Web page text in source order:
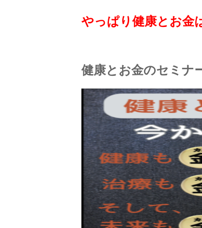
やっぱり健康とお金
健康とお金のセミナ